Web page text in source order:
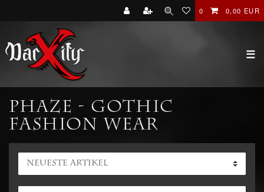
0 0,00 EUR
☰
Phaze - Gothic
Fashion Wear